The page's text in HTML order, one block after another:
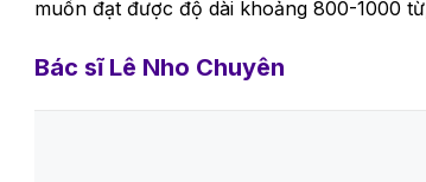
muốn đạt được độ dài khoảng 800-1000
Bác sĩ Lê Nho Chuyên